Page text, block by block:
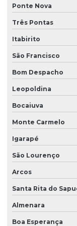
Relatório de
Remediação de
Remediação de
Remediação de áreas
Remediação de solo
Serviço de batimetria
Serviço de sondagem
Serviço de
Serviço de sondagem
Serviço de sondagem
Serviço de topografia
Sistemas de
Ponte Nova
Três Pontas
Itabirito
São Francisco
Bom Despacho
Leopoldina
Bocaiuva
Monte Carmelo
Igarapé
São Lourenço
Arcos
Santa Rita do
Almenara
Boa Esperança